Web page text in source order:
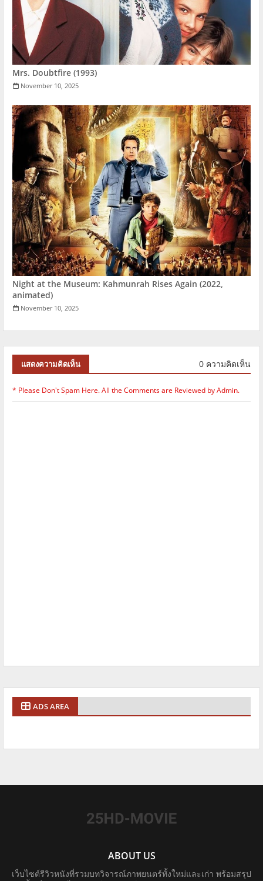
Mrs. Doubtfire (1993)
November 10, 2025
Night at the Museum: Kahmunrah Rises Again (2022,
animated)
November 10, 2025
แสดงความคิดเห็น 0 ความคิดเห็น
* Please Don't Spam Here. All the Comments are Reviewed by Admin.
ADS AREA
ABOUT US
เว็บไซต์รีวิวหนังที่รวมบทวิจารณ์ภาพยนตร์ทั้งใหม่และเก่า พร้อมสรุป